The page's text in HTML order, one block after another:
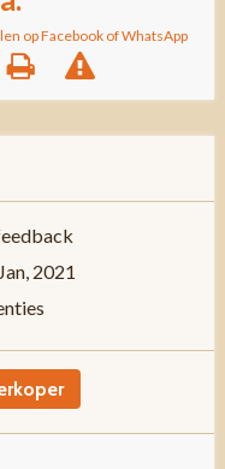
op Facebook of WhatsApp
2021